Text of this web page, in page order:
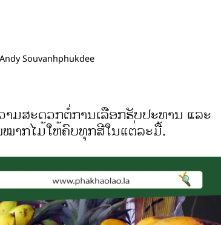
Souvanhphukdee
ມສະດວກຕໍ່ການເລືອກຮັບປະທານ ແລະ
າກໄມ້ໃຫ້ຄົບທຸກສີໃນແຕ່ລະມື້.